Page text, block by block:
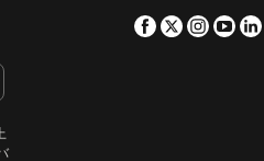
Riegersburg, spa hotels
Facebook
Twitter